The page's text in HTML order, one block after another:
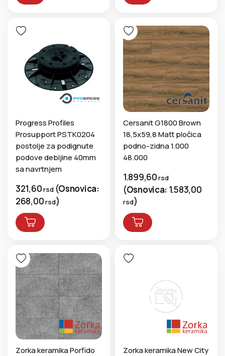
Progress Profiles
Prosupport PSTK0204
postolje za podignute
podove debljine 40mm
sa navrtnjem
321,60rsd (Osnovica:
268,00rsd)
Cersanit G1800 Brown
18,5x59,8 Matt pločica
podno-zidna 1.000
48.000
1.899,60rsd
(Osnovica: 1.583,00
rsd)
Zorka keramika Porfido
Zorka keramika New City